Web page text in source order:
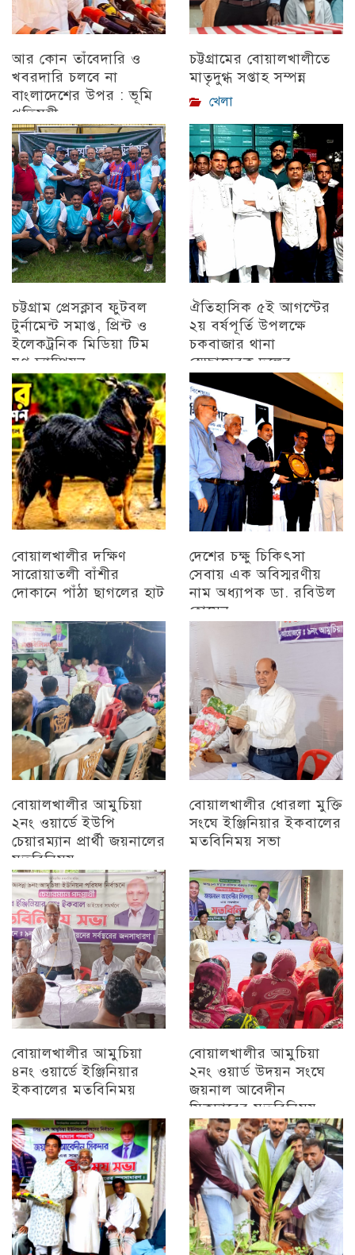
আর কোন তাঁবেদারি ও
খবরদারি চলবে না
বাংলাদেশের উপর : ভূমি
প্রতিমন্ত্রী
চট্টগ্রাম
চট্টগ্রামের বোয়ালখালীতে
মাতৃদুগ্ধ সপ্তাহ সম্পন্ন
খেলা
চট্টগ্রাম প্রেসক্লাব ফুটবল
টুর্নামেন্ট সমাপ্ত, প্রিন্ট ও
ইলেকট্রনিক মিডিয়া টিম
যুগ্ন চ্যাম্পিয়ন
চট্টগ্রাম
ঐতিহাসিক ৫ই আগস্টের
২য় বর্ষপূর্তি উপলক্ষে
চকবাজার থানা
স্বেচ্ছাসেবক দলের
প্রামাণ্যচিত্র প্রদর্শন ও
বিজয় মিছিল
চট্টগ্রাম
বোয়ালখালীর দক্ষিণ
সারোয়াতলী বাঁশীর
দোকানে পাঁঠা ছাগলের হাট
চট্টগ্রাম
দেশের চক্ষু চিকিৎসা
সেবায় এক অবিস্মরণীয়
নাম অধ্যাপক ডা. রবিউল
হোসেন
বোয়ালখালীর আমুচিয়া
২নং ওয়ার্ডে ইউপি
চেয়ারম্যান প্রার্থী জয়নালের
মতবিনিময়
চট্টগ্রাম
বোয়ালখালীর ধোরলা মুক্তি
সংঘে ইঞ্জিনিয়ার ইকবালের
মতবিনিময় সভা
চট্টগ্রাম
বোয়ালখালীর আমুচিয়া
৪নং ওয়ার্ডে ইঞ্জিনিয়ার
ইকবালের মতবিনিময়
চট্টগ্রাম
বোয়ালখালীর আমুচিয়া
২নং ওয়ার্ড উদয়ন সংঘে
জয়নাল আবেদীন
সিকদারের মতবিনিময়
অন্যান্য